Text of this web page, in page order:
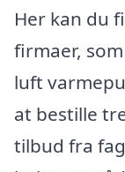
Her kan du
firmaer,
luft
at bestille
tilbud fra